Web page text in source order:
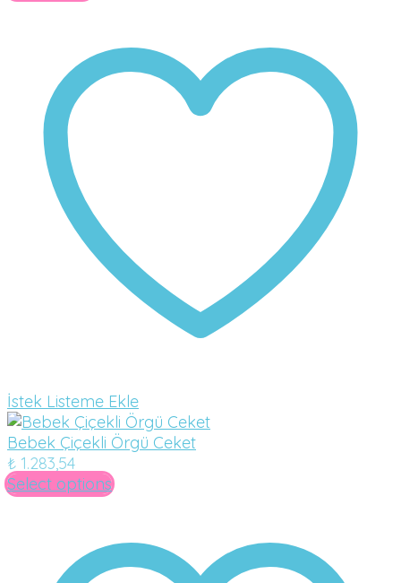
İstek Listeme Ekle
Bebek Çiçekli Örgü Ceket
₺ 1.283,54
Select options